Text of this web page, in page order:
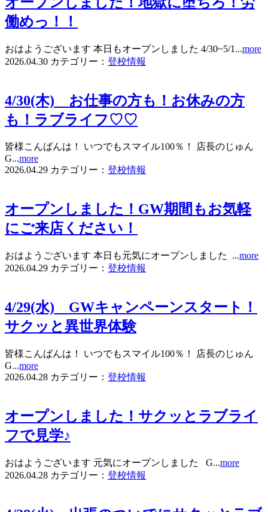
働めっ！！
おはようございます 本日もオープンしました 4/30~5/1...more
2026.04.30 カテゴリー： 登校情報
4/30(木) お仕事の方も！お休みの方
も！ラブライフ♡♡
皆様こんばんは！ いつでもスマイル100％！ 店長のじゅん
G...more
2026.04.29 カテゴリー： 登校情報
オープンしました！GW期間もお気軽
にご来店ください！
おはようございます 本日も元気にオープンしました ...more
2026.04.29 カテゴリー： 登校情報
4/29(水) GWキャンペーンスタート！
サクッと異世界体験
皆様こんばんは！ いつでもスマイル100％！ 店長のじゅん
G...more
2026.04.28 カテゴリー： 登校情報
オープンしました！サクッとラブライ
フで見学♪
おはようございます 元気にオープンしました G...more
2026.04.28 カテゴリー： 登校情報